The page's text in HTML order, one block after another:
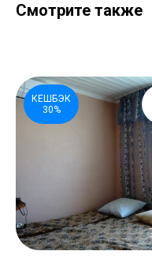
Смотрите также
КЕШБЭК
30%